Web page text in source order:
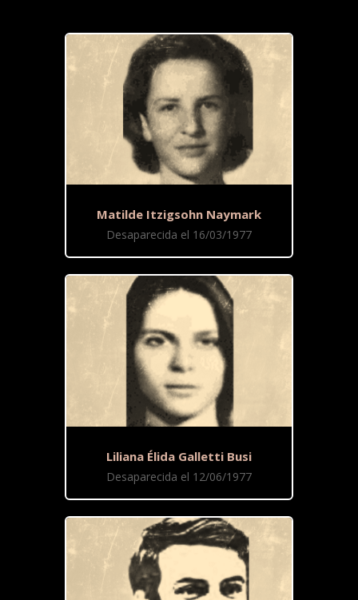
Matilde Itzigsohn Naymark
Desaparecida el 16/03/1977
Liliana Élida Galletti Busi
Desaparecida el 12/06/1977